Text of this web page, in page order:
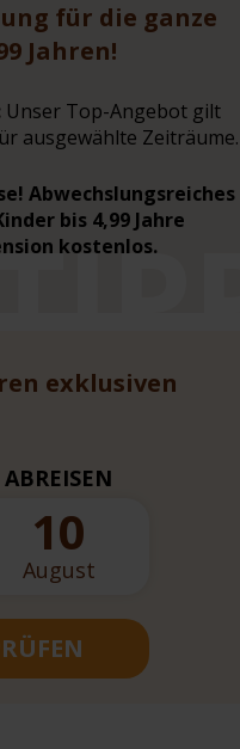
für die ganze
Jahren!
Unser Top-Angebot gilt
ausgewählte Zeiträume.
Abwechslungsreiches
bis 4,99 Jahre
kostenlos.
exklusiven
ABREISEN
10
August